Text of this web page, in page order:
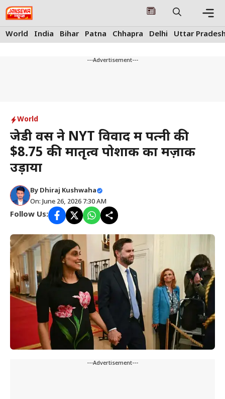
Skip
to
content
World India Bihar Patna Chhapra Delhi Uttar
---Advertisement---
World
जेडी वेंस ने NYT विवाद में पत्नी की
$8.75 की मातृत्व पोशाक का मज़ाक
उड़ाया
By Dhiraj Kushwaha
On: June 26, 2026 7:30 AM
Follow Us:
---Advertisement---